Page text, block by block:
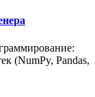
(NumPy, Pandas,